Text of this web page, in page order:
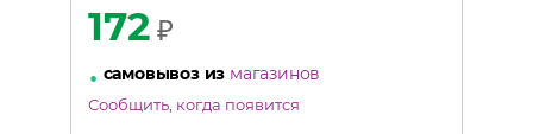
172 ₽
• самовывоз из магазинов
Сообщить, когда появится